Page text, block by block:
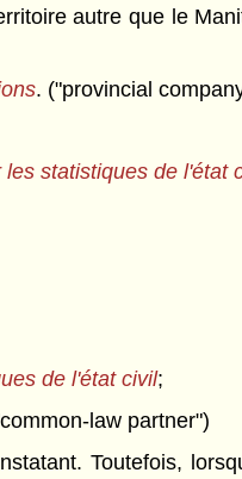
autre que le
. ("provincial
les statistiques de l'état
de l'état civil;
law partner")
Toutefois,